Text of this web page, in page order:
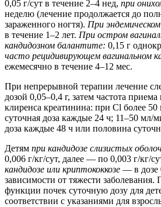
0,05 г/сут в течение 2–4 нед, при
неделю (лечение продолжается до
зараженного ногтя). При
в течение 1–2 лет. При остром
кандидозном балантите: 0,15 г
часто рецидивирующем вагинальном
ежемесячно в течение 4–12 мес.
При непрерывной терапии лечение
дозой 0,05–0,4 г, затем частота приема
клиренса креатинина: при Cl более
суточная доза каждые 24 ч; 11–50
доза каждые 48 ч или половина
Детям при кандидозе слизистых
0,006 г/кг/сут, далее — по 0,003 г/кг/
кандидозе или криптококкозе — в дозе
зависимости от тяжести
функции почек суточную дозу для
соответствии с указаниями для